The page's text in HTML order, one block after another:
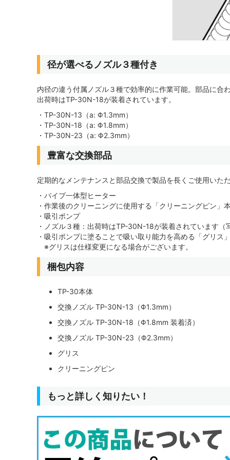
径が選べるノズル３種付き
内径の違う付属ノズル３種で効率的に作業可能。部品に合
出荷時はTP-30N-18が装着されています。
・TP-30N-13（a: Φ1.3mm）
・TP-30N-18（a: Φ1.8mm）
・TP-30N-23（a: Φ2.3mm）
豊富な交換部品
定期的なメンテナンスと部品交換で製品を長くご使用いた
・パイプ一体型ヒーター
・作業後のクリーニングに使用する「クリーニングピン」
・吸引ポンプ
・ノズル３種：出荷時はTP-30N-18が装着されています（
・吸引ポンプに塗ることで吸い取り能力を高める「グリス
※グリスは仕様変更になる場合がございます。
梱包内容
TP-30本体
交換ノズル TP-30N-13（Φ1.3mm）
交換ノズル TP-30N-18（Φ1.8mm 装着済）
交換ノズル TP-30N-23（Φ2.3mm）
グリス
クリーニングピン
もっと詳しく知りたい！